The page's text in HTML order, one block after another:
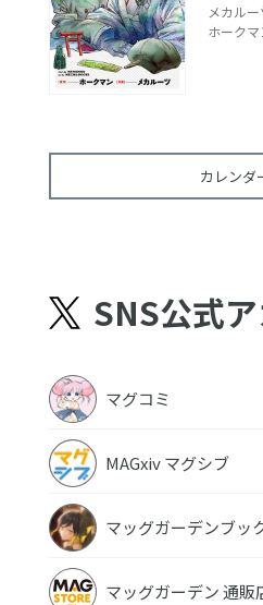
メカルー
ホークマ
カレンダ
SNS公式
マグコミ
MAGxiv マグシブ
マッグガーデンブッ
マッグガーデン 通販